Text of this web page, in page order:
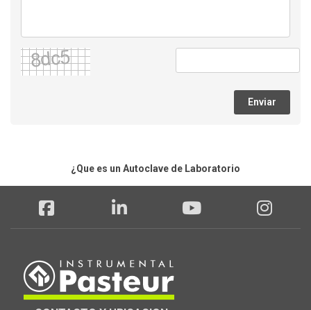
Enviar
¿Que es un Autoclave de Laboratorio